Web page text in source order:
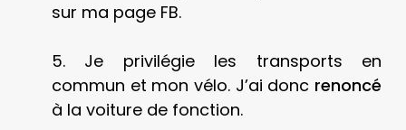
sur ma page FB.
5. Je privilégie les transports en
commun et mon vélo. J’ai donc renoncé
à la voiture de fonction.